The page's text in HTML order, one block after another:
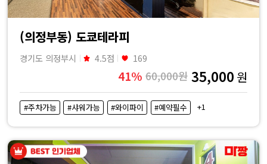
(의정부동) 도쿄테라피
경기도 의정부시 4.5점 169
41% 60,000원 35,000 원
#주차가능 #샤워가능 #와이파이 #예약필수 +1